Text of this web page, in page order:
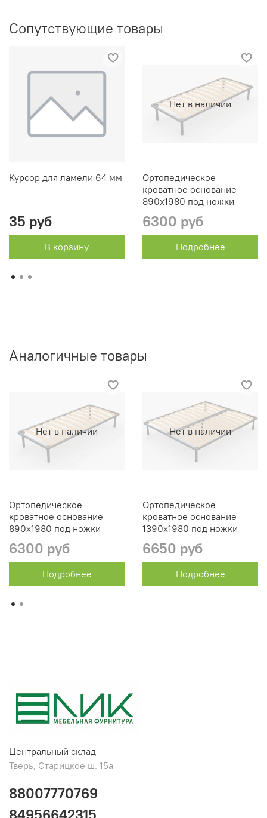
Сопутствующие товары
Курсор для ламели 64 мм
35 руб
В корзину
Нет в наличии
Ортопедическое
кроватное основание
890х1980 под ножки
6300 руб
Подробнее
Аналогичные товары
Нет в наличии
Ортопедическое
кроватное основание
890х1980 под ножки
6300 руб
Подробнее
Нет в наличии
Ортопедическое
кроватное основание
1390х1980 под ножки
6650 руб
Подробнее
Центральный склад
Тверь, Старицкое ш. 15а
88007770769
84956642315